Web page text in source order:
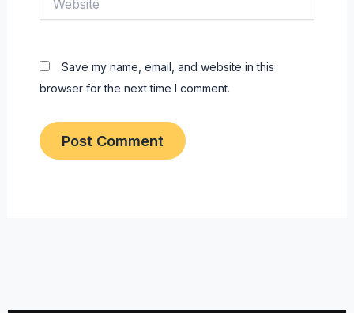
Save my name, email, and website in this
browser for the next time I comment.